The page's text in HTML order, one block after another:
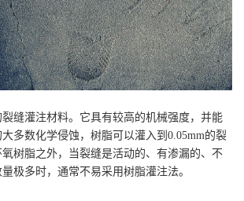
缝灌注材料。它具有较高的机械强度，并能
多数化学侵蚀，树脂可以灌入到0.05mm的裂
树脂之外，当裂缝是活动的、有渗漏的、不
极多时，通常不易采用树脂灌注法。